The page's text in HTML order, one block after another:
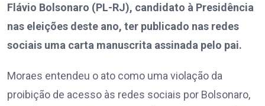
Flávio Bolsonaro (PL-RJ), candidato à Presidência
nas eleições deste ano, ter publicado nas redes
sociais uma carta manuscrita assinada pelo pai.
Moraes entendeu o ato como uma violação da
proibição de acesso às redes sociais por Bolsonaro,